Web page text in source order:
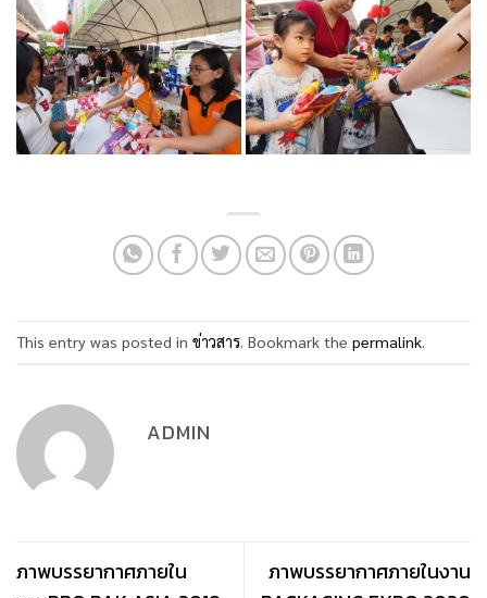
This entry was posted in ข่าวสาร. Bookmark the permalink.
ADMIN
ภาพบรรยากาศภายใน
ภาพบรรยากาศภายในงาน